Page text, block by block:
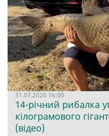
31.07.2026 16:00
14-річний рибалка
кілограмового
(відео)